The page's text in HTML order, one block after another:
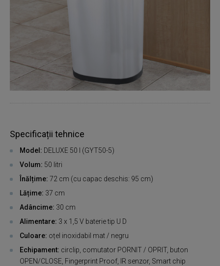
Specificații tehnice
Model: DELUXE 50 l (GYT50-5)
Volum: 50 litri
Înălțime: 72 cm (cu capac deschis: 95 cm)
Lățime: 37 cm
Adâncime: 30 cm
Alimentare: 3 x 1,5 V baterie tip U D
Culoare: oțel inoxidabil mat / negru
Echipament: circlip, comutator PORNIT / OPRIT, buton
OPEN/CLOSE, Fingerprint Proof, IR senzor, Smart chip